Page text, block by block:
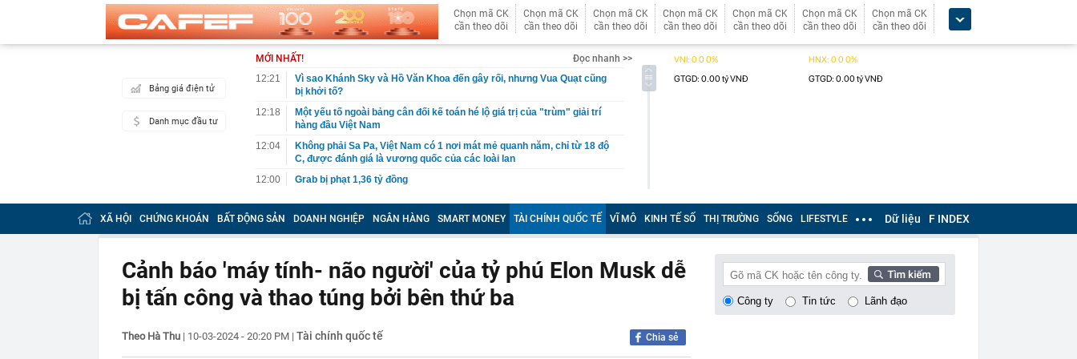
Chọn mã CK
cần theo dõi
Chọn mã CK
cần theo dõi
Chọn mã CK
cần theo dõi
Chọn mã CK
cần theo dõi
Chọn mã CK
cần theo dõi
Chọn mã CK
cần theo dõi
Chọn mã CK
cần theo dõi
Bảng giá điện tử
Danh mục đầu tư
MỚI NHẤT!
Đọc nhanh >>
12:21
Vì sao Khánh Sky và Hồ Văn Khoa đến gây rối, nhưng Vua Quạt cũng
bị khởi tố?
12:18
Một yếu tố ngoài bảng cân đối kế toán hé lộ giá trị của "trùm" giải trí
hàng đầu Việt Nam
12:04
Không phải Sa Pa, Việt Nam có 1 nơi mát mẻ quanh năm, chỉ từ 18 độ
C, được đánh giá là vương quốc của các loài lan
12:00
Grab bị phạt 1,36 tỷ đồng
12:00
BẮT KHẨN CẤP giáo viên BẠO HÀNH TRẺ EM; cơ quan Công an
khuyến cáo người dân, giáo viên, báo mẫu, cơ sở trông giữ trẻ
11:54
Cơ cấu lại vốn nhà nước tại doanh nghiệp, khuyến khích sáp nhập
tê liệt
11:40
Nhà máy lọc dầu doanh thu hơn 100.000 tỷ của Việt Nam lần đầu tiên
xuất bán một loại nhiên liệu mới
Lợi nhuận “Vua sữa đậu nành” Việt Nam tăng trưởng hơn 34%, công
XÃ HỘI CHỨNG KHOÁN BẤT ĐỘNG SẢN DOANH NGHIỆP NGÂN HÀNG SMART MONEY TÀI CHÍNH QUỐC TẾ VĨ MÔ KINH TẾ SỐ THỊ TRƯỜNG SỐNG LIFESTYLE Dữ liệu F INDEX
Cảnh báo 'máy tính- não người' của tỷ phú Elon Musk dễ
bị tấn công và thao túng bởi bên thứ ba
Theo Hà Thu | 10-03-2024 - 20:20 PM | Tài chính quốc tế Chia sẻ
Công ty Tin tức Lãnh đạo